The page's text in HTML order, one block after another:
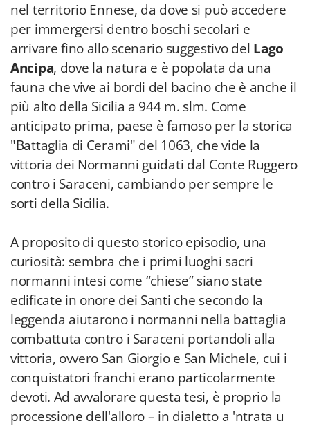
nel territorio Ennese, da dove si può accedere
per immergersi dentro boschi secolari e
arrivare fino allo scenario suggestivo del Lago
Ancipa, dove la natura e è popolata da una
fauna che vive ai bordi del bacino che è anche il
più alto della Sicilia a 944 m. slm. Come
anticipato prima, paese è famoso per la storica
"Battaglia di Cerami" del 1063, che vide la
vittoria dei Normanni guidati dal Conte Ruggero
contro i Saraceni, cambiando per sempre le
sorti della Sicilia.
A proposito di questo storico episodio, una
curiosità: sembra che i primi luoghi sacri
normanni intesi come “chiese” siano state
edificate in onore dei Santi che secondo la
leggenda aiutarono i normanni nella battaglia
combattuta contro i Saraceni portandoli alla
vittoria, ovvero San Giorgio e San Michele, cui i
conquistatori franchi erano particolarmente
devoti. Ad avvalorare questa tesi, è proprio la
processione dell'alloro – in dialetto a 'ntrata u